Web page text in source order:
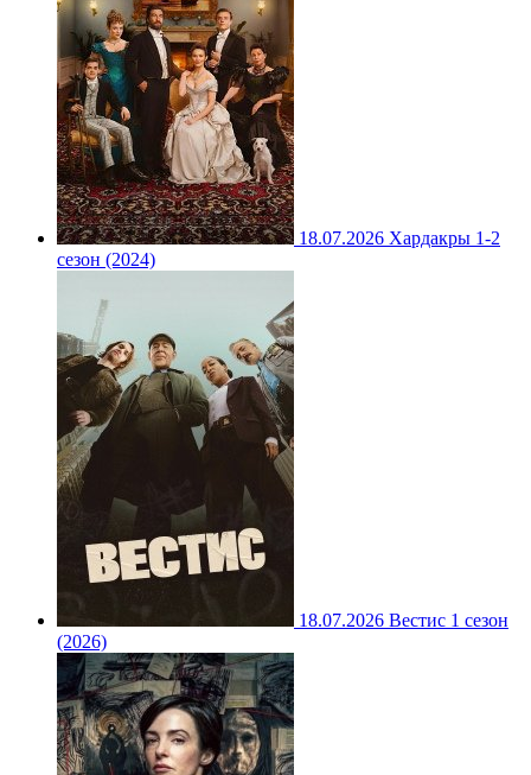
18.07.2026 Хардакры 1-2
сезон (2024)
18.07.2026 Вестис 1 сезон
(2026)